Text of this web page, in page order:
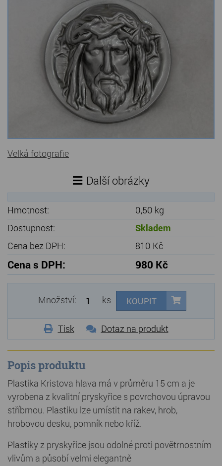
Hřbitovní doplňky
Zvířecí náhrobky a pomníčky
Kamenné stoly, konferenční stolky
Barevné kamenné drti
Štípané kamenné obklady
Dárkové předměty z přírodního kamene
Gabiony, gabionový kámen
Údržba a čištění kamene
Velká fotografie
Další obrázky
Hmotnost:
0,50 kg
Dostupnost:
Skladem
Cena bez DPH:
810 Kč
Cena s DPH: 980 Kč
Množství: ks KOUPIT
Tisk Dotaz na produkt
Popis produktu
Plastika Kristova hlava má v průměru 15 cm a je
vyrobena z kvalitní pryskyřice s povrchovou úpravou
stříbrnou. Plastiku lze umístit na rakev, hrob,
hrobovou desku, pomník nebo kříž.
Plastiky z pryskyřice jsou odolné proti povětrnostním
vlivům a působí velmi elegantně